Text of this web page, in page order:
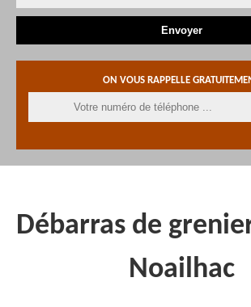
ON VOUS RAPPELLE
Débarras de
Noailhac